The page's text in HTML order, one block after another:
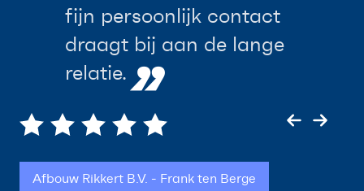
fijn persoonlijk contact
draagt bij aan de lange
relatie. ”
Afbouw Rikkert B.V. - Frank ten Berge